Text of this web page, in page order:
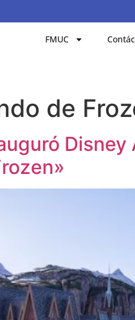
FMUC
de